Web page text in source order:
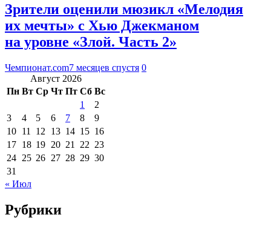
Зрители оценили мюзикл «Мелодия
их мечты» с Хью Джекманом
на уровне «Злой. Часть 2»
Чемпионат.com7 месяцев спустя 0
Август 2026
Пн Вт Ср Чт Пт Сб Вс
1
2
3
4 5 6 7 8
9
10 11 12 13 14 15 16
17 18 19 20 21 22 23
24 25 26 27 28 29 30
31
« Июл
Рубрики